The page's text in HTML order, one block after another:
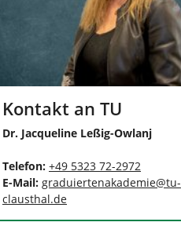
Kontakt an TU
Dr. Jacqueline Leßig-Owlanj
Telefon: +49 5323 72-2972
E-Mail: graduiertenakademie@tu-
clausthal.de